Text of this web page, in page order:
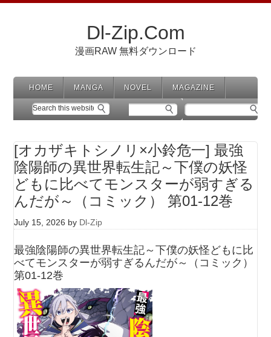
Dl-Zip.Com
漫画RAW 無料ダウンロード
HOME MANGA NOVEL MAGAZINE
[オカザキトシノリ×小鈴危一] 最強
陰陽師の異世界転生記～下僕の妖怪
どもに比べてモンスターが弱すぎる
んだが～（コミック） 第01-12巻
July 15, 2026 by Dl-Zip
最強陰陽師の異世界転生記～下僕の妖怪どもに比
べてモンスターが弱すぎるんだが～（コミック）
第01-12巻